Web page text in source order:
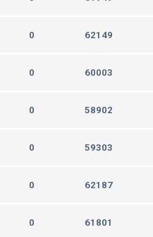
0 62149
0 60003
0 58902
0 59303
0 62187
0 61801